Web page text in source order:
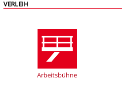
VERLEIH
Arbeitsbühne